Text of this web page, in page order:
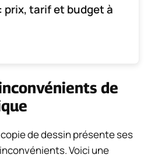
tarif et budget à
de
de dessin présente ses
Voici une